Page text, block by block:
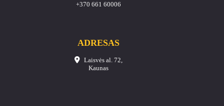
+370 661 60006
ADRESAS
Laisvės al. 72,
Kaunas